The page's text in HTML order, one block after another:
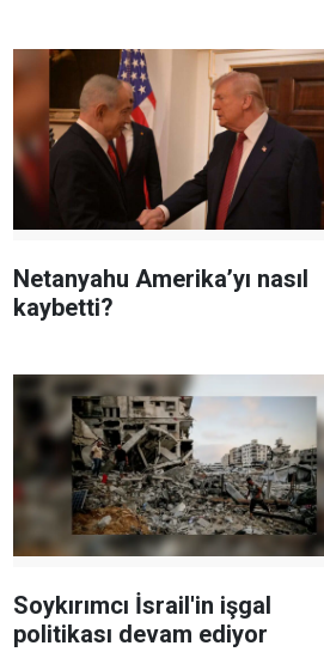
Netanyahu Amerika’yı nasıl
kaybetti?
Soykırımcı İsrail'in işgal
politikası devam ediyor